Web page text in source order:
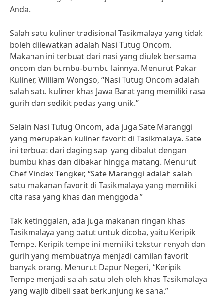
Anda.
Salah satu kuliner tradisional Tasikmalaya yang tidak
boleh dilewatkan adalah Nasi Tutug Oncom.
Makanan ini terbuat dari nasi yang diulek bersama
oncom dan bumbu-bumbu lainnya. Menurut Pakar
Kuliner, William Wongso, “Nasi Tutug Oncom adalah
salah satu kuliner khas Jawa Barat yang memiliki rasa
gurih dan sedikit pedas yang unik.”
Selain Nasi Tutug Oncom, ada juga Sate Maranggi
yang merupakan kuliner favorit di Tasikmalaya. Sate
ini terbuat dari daging sapi yang dibalut dengan
bumbu khas dan dibakar hingga matang. Menurut
Chef Vindex Tengker, “Sate Maranggi adalah salah
satu makanan favorit di Tasikmalaya yang memiliki
cita rasa yang khas dan menggoda.”
Tak ketinggalan, ada juga makanan ringan khas
Tasikmalaya yang patut untuk dicoba, yaitu Keripik
Tempe. Keripik tempe ini memiliki tekstur renyah dan
gurih yang membuatnya menjadi camilan favorit
banyak orang. Menurut Dapur Negeri, “Keripik
Tempe menjadi salah satu oleh-oleh khas Tasikmalaya
yang wajib dibeli saat berkunjung ke sana.”